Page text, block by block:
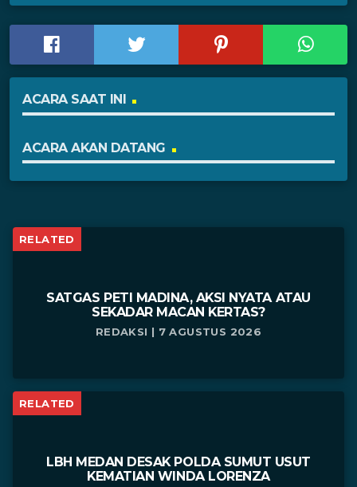
ACARA SAAT INI
ACARA AKAN DATANG
RELATED
SATGAS PETI MADINA, AKSI NYATA ATAU
SEKADAR MACAN KERTAS?
REDAKSI | 7 AGUSTUS 2026
RELATED
LBH MEDAN DESAK POLDA SUMUT USUT
KEMATIAN WINDA LORENZA